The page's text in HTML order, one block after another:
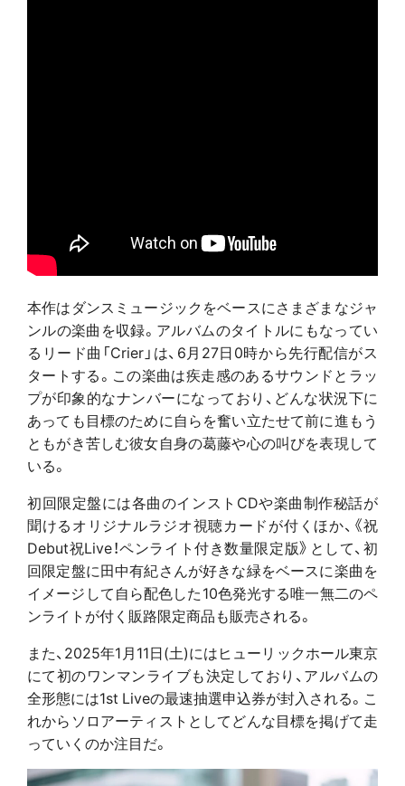
本作はダンスミュージックをベースにさまざまなジャ
ンルの楽曲を収録。アルバムのタイトルにもなってい
るリード曲「Crier」は、6月27日0時から先行配信がス
タートする。この楽曲は疾走感のあるサウンドとラッ
プが印象的なナンバーになっており、どんな状況下に
あっても目標のために自らを奮い立たせて前に進もう
ともがき苦しむ彼女自身の葛藤や心の叫びを表現して
いる。
初回限定盤には各曲のインストCDや楽曲制作秘話が
聞けるオリジナルラジオ視聴カードが付くほか、《祝
Debut祝Live！ペンライト付き数量限定版》として、初
回限定盤に田中有紀さんが好きな緑をベースに楽曲を
イメージして自ら配色した10色発光する唯一無二のペ
ンライトが付く販路限定商品も販売される。
また、2025年1月11日(土)にはヒューリックホール東京
にて初のワンマンライブも決定しており、アルバムの
全形態には1st Liveの最速抽選申込券が封入される。こ
れからソロアーティストとしてどんな目標を掲げて走
っていくのか注目だ。